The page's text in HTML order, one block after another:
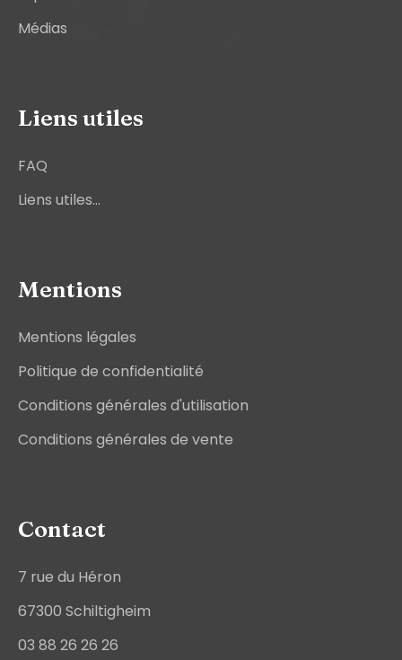
Médias
Liens utiles
FAQ
Liens utiles...
Mentions
Mentions légales
Politique de confidentialité
Conditions générales d'utilisation
Conditions générales de vente
Contact
7 rue du Héron
67300 Schiltigheim
03 88 26 26 26